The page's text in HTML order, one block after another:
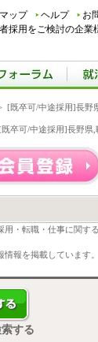
ップ ヘルプ お
採用をご検討の企業
[既卒可/中途採用]長野
[既卒可/中途採用]長野県
用・転職・仕事に関する
報を掲載しています。
する